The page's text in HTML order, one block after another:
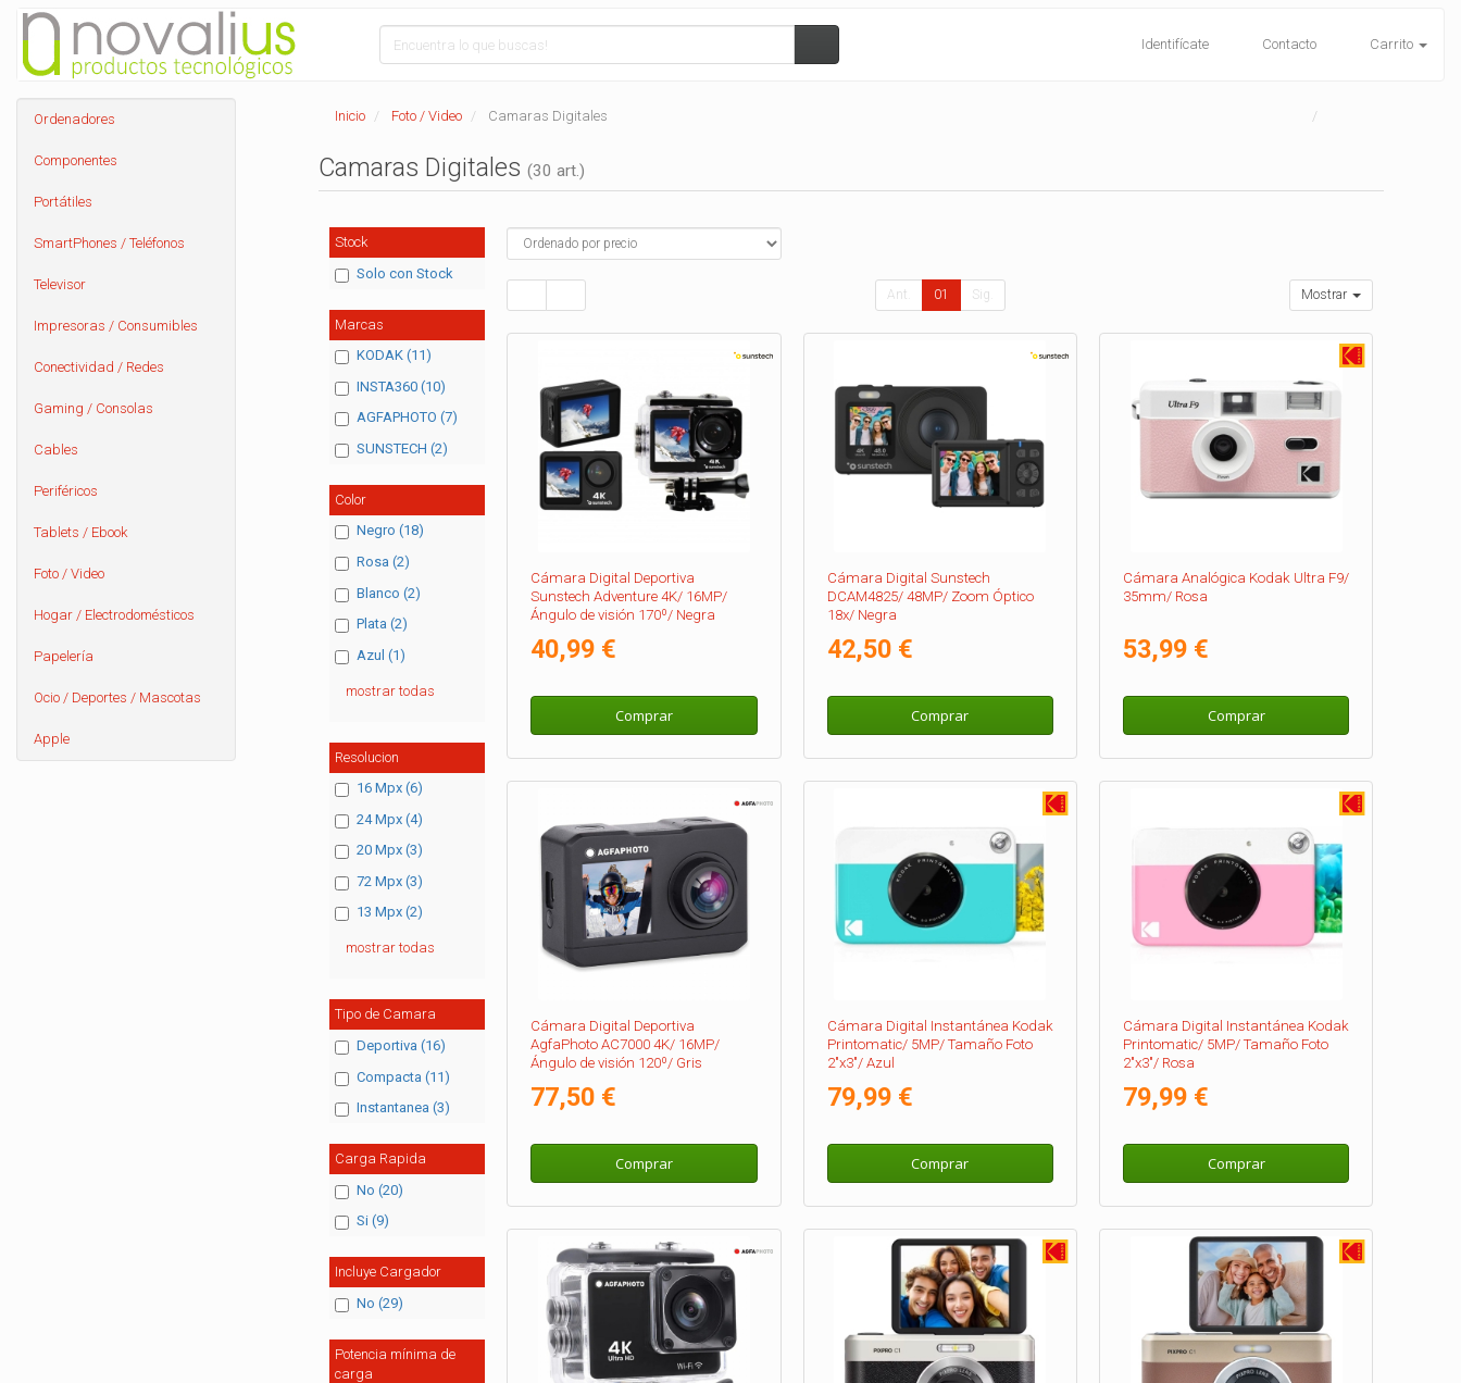
Identifícate Contacto Carrito
Ordenadores
Componentes
Portátiles
SmartPhones / Teléfonos
Televisor
Impresoras / Consumibles
Conectividad / Redes
Gaming / Consolas
Cables
Periféricos
Tablets / Ebook
Foto / Video
Hogar / Electrodomésticos
Papelería
Ocio / Deportes / Mascotas
Apple
Inicio Foto / Video Camaras Digitales
Camaras Digitales (30 art.)
Stock
Solo con Stock
Marcas
KODAK (11)
INSTA360 (10)
AGFAPHOTO (7)
SUNSTECH (2)
Color
Negro (18)
Rosa (2)
Blanco (2)
Plata (2)
Azul (1)
mostrar todas
Resolucion
16 Mpx (6)
24 Mpx (4)
20 Mpx (3)
72 Mpx (3)
13 Mpx (2)
mostrar todas
Tipo de Camara
Deportiva (16)
Compacta (11)
Instantanea (3)
Carga Rapida
No (20)
Si (9)
Incluye Cargador
No (29)
Potencia mínima de
carga
Ant. 01 Sig. Mostrar
Cámara Digital Deportiva
Sunstech Adventure 4K/ 16MP/
Ángulo de visión 170º/ Negra
40,99 €
Comprar
Cámara Digital Sunstech
DCAM4825/ 48MP/ Zoom Óptico
18x/ Negra
42,50 €
Comprar
Cámara Analógica Kodak Ultra F9/
35mm/ Rosa
53,99 €
Comprar
Cámara Digital Deportiva
AgfaPhoto AC7000 4K/ 16MP/
Ángulo de visión 120º/ Gris
77,50 €
Comprar
Cámara Digital Instantánea Kodak
Printomatic/ 5MP/ Tamaño Foto
2"x3"/ Azul
79,99 €
Comprar
Cámara Digital Instantánea Kodak
Printomatic/ 5MP/ Tamaño Foto
2"x3"/ Rosa
79,99 €
Comprar